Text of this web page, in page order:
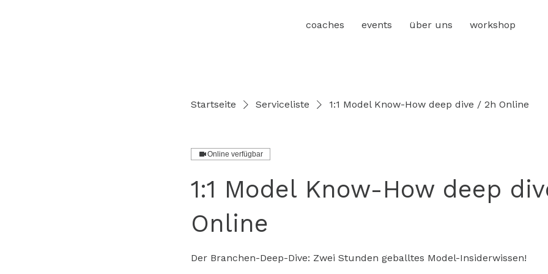
coaches events über uns workshop
Startseite Serviceliste 1:1 Model Know-How deep dive / 2h Online
Online verfügbar
1:1 Model Know-How deep
Online
Der Branchen-Deep-Dive: Zwei Stunden geballtes Model-Insiderwissen!